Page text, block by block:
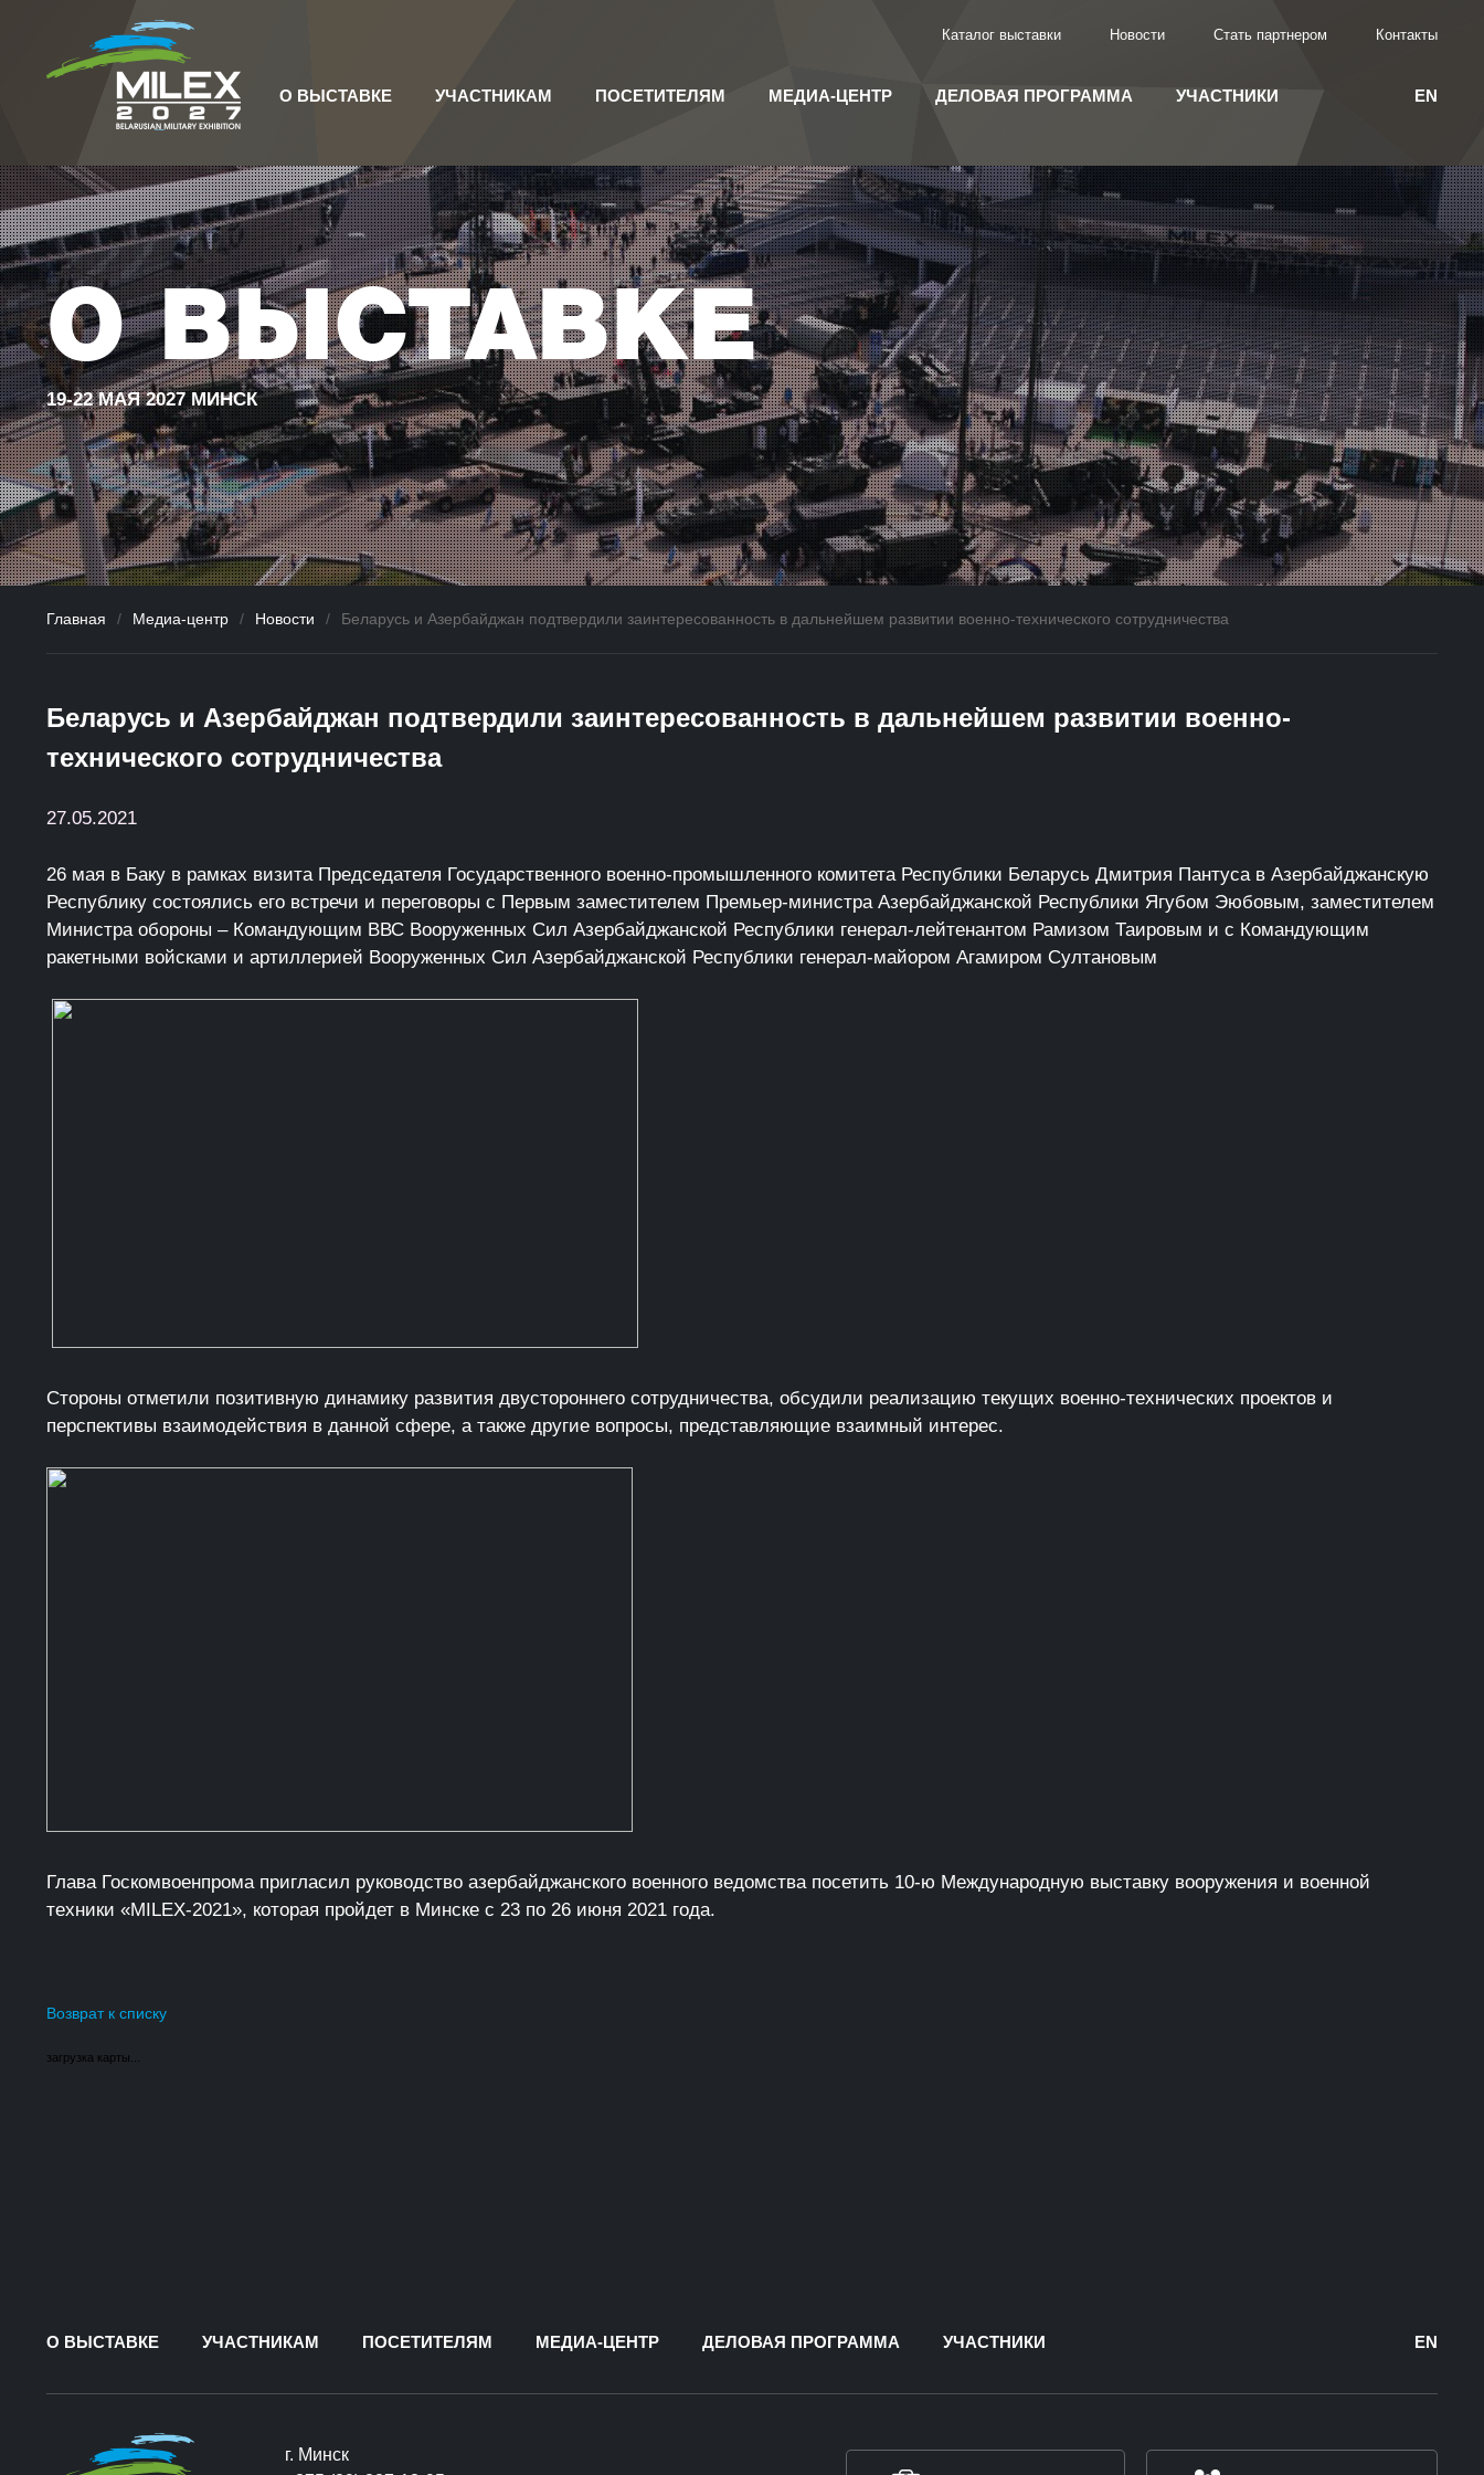
Каталог выставки Новости Стать партнером Контакты
EN
О ВЫСТАВКЕ УЧАСТНИКАМ ПОСЕТИТЕЛЯМ МЕДИА-ЦЕНТР ДЕЛОВАЯ ПРОГРАММА УЧАСТНИКИ
О ВЫСТАВКЕ
19-22 МАЯ 2027 МИНСК
Главная / Медиа-центр / Новости / Беларусь и Азербайджан подтвердили заинтересованность в дальнейшем развитии военно-технического сотрудничества
Беларусь и Азербайджан подтвердили заинтересованность в дальнейшем развитии военно-
технического сотрудничества
27.05.2021
26 мая в Баку в рамках визита Председателя Государственного военно-промышленного комитета Республики Беларусь Дмитрия Пантуса в Азербайджанскую
Республику состоялись его встречи и переговоры с Первым заместителем Премьер-министра Азербайджанской Республики Ягубом Эюбовым, заместителем
Министра обороны – Командующим ВВС Вооруженных Сил Азербайджанской Республики генерал-лейтенантом Рамизом Таировым и с Командующим
ракетными войсками и артиллерией Вооруженных Сил Азербайджанской Республики генерал-майором Агамиром Султановым
Стороны отметили позитивную динамику развития двустороннего сотрудничества, обсудили реализацию текущих военно-технических проектов и
перспективы взаимодействия в данной сфере, а также другие вопросы, представляющие взаимный интерес.
Глава Госкомвоенпрома пригласил руководство азербайджанского военного ведомства посетить 10-ю Международную выставку вооружения и военной
техники «MILEX-2021», которая пройдет в Минске с 23 по 26 июня 2021 года.
Возврат к списку
загрузка карты...
EN
О ВЫСТАВКЕ УЧАСТНИКАМ ПОСЕТИТЕЛЯМ МЕДИА-ЦЕНТР ДЕЛОВАЯ ПРОГРАММА УЧАСТНИКИ
г. Минск